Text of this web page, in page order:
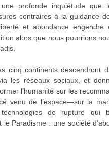
profonde inquiétude que
contraires à la guidance
et abondance engendre
alors que nous pourrions
cinq continents descendront
les réseaux sociaux, et
l’humanité sur les
venu de l’espace—sur la
de rupture qui
Paradisme : une société